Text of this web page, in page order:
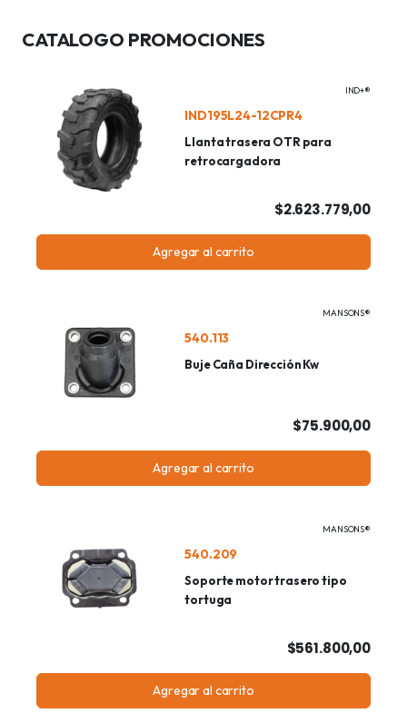
CATALOGO PROMOCIONES
IND+®
IND195L24-12CPR4
Llanta trasera OTR para
retrocargadora
$2.623.779,00
Agregar al carrito
MANSONS®
540.113
Buje Caña Dirección Kw
$75.900,00
Agregar al carrito
MANSONS®
540.209
Soporte motor trasero tipo
tortuga
$561.800,00
Agregar al carrito